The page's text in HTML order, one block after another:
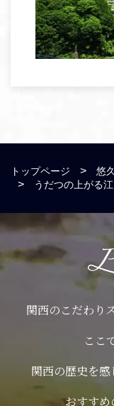
トップページ
悠
うだつの上がる
関西のこだわり
ここ
関西の歴史を
おすす